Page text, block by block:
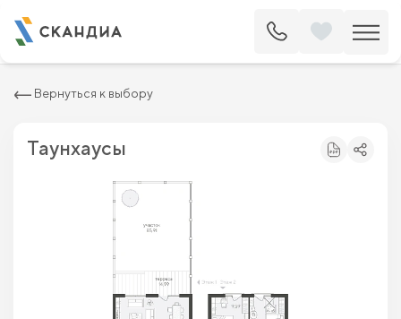
Вернуться к выбору
Таунхаусы
Таунхаус 144.78 м
19 250 000 ₽19 750 000 ₽